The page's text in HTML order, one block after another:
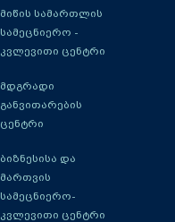
მიწის სამართლის
სამეცნიერო -
კვლევითი ცენტრი
მდგრადი
განვითარების
ცენტრი
ბიზნესისა და
მართვის
სამეცნიერო-
კვლევითი ცენტრი